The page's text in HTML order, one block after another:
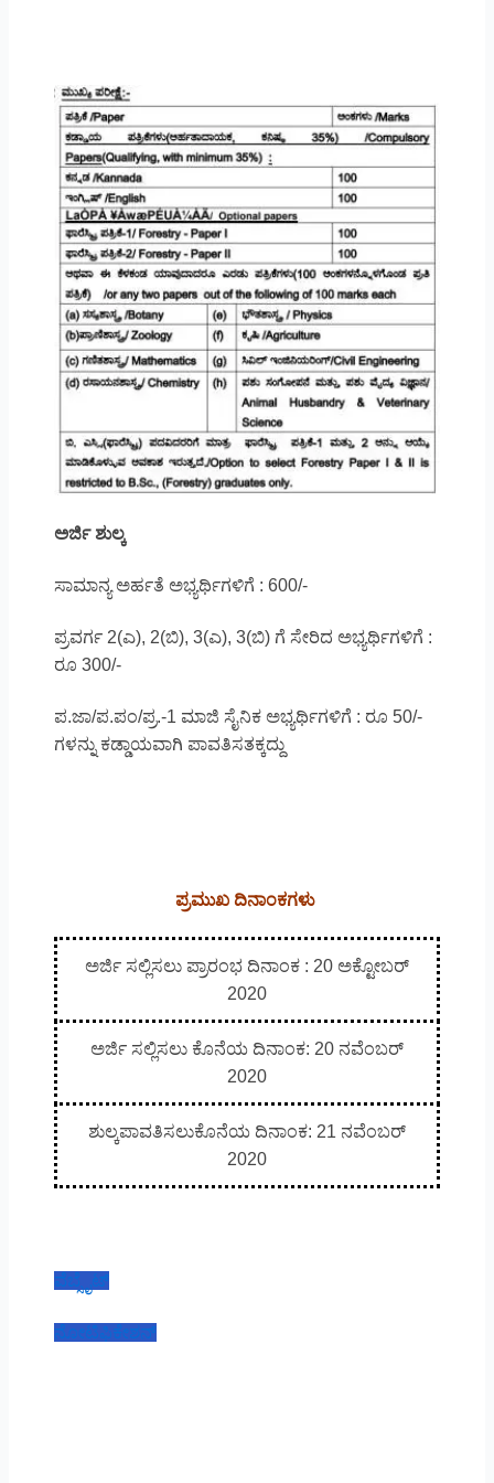
ಅರ್ಜಿ ಶುಲ್ಕ
ಸಾಮಾನ್ಯ ಅರ್ಹತೆ ಅಭ್ಯರ್ಥಿಗಳಿಗೆ : 600/-
ಪ್ರವರ್ಗ 2(ಎ), 2(ಬಿ), 3(ಎ), 3(ಬಿ) ಗೆ ಸೇರಿದ ಅಭ್ಯರ್ಥಿಗಳಿಗೆ :
ರೂ 300/-
ಪ.ಜಾ/ಪ.ಪಂ/ಪ್ರ.-1 ಮಾಜಿ ಸೈನಿಕ ಅಭ್ಯರ್ಥಿಗಳಿಗೆ : ರೂ 50/-
ಗಳನ್ನು ಕಡ್ಡಾಯವಾಗಿ ಪಾವತಿಸತಕ್ಕದ್ದು
ಪ್ರಮುಖ ದಿನಾಂಕಗಳು
ಅರ್ಜಿ ಸಲ್ಲಿಸಲು ಪ್ರಾರಂಭ ದಿನಾಂಕ : 20 ಅಕ್ಟೋಬರ್
2020
ಅರ್ಜಿ ಸಲ್ಲಿಸಲು ಕೊನೆಯ ದಿನಾಂಕ: 20 ನವೆಂಬರ್
2020
ಶುಲ್ಕಪಾವತಿಸಲುಕೊನೆಯ ದಿನಾಂಕ: 21 ನವೆಂಬರ್
2020
ವೆಬ್ಸೈಟ್
ನೋಟಿಫಿಕೇಶನ್